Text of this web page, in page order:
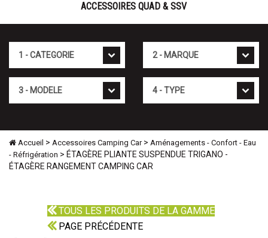
ACCESSOIRES QUAD & SSV
Accueil > Accessoires Camping Car> Aménagements - Confort - Eau
- Réfrigération > ÉTAGÈRE PLIANTE SUSPENDUE TRIGANO -
ÉTAGÈRE RANGEMENT CAMPING CAR
TOUS LES PRODUITS DE LA GAMME
PAGE PRÉCÉDENTE